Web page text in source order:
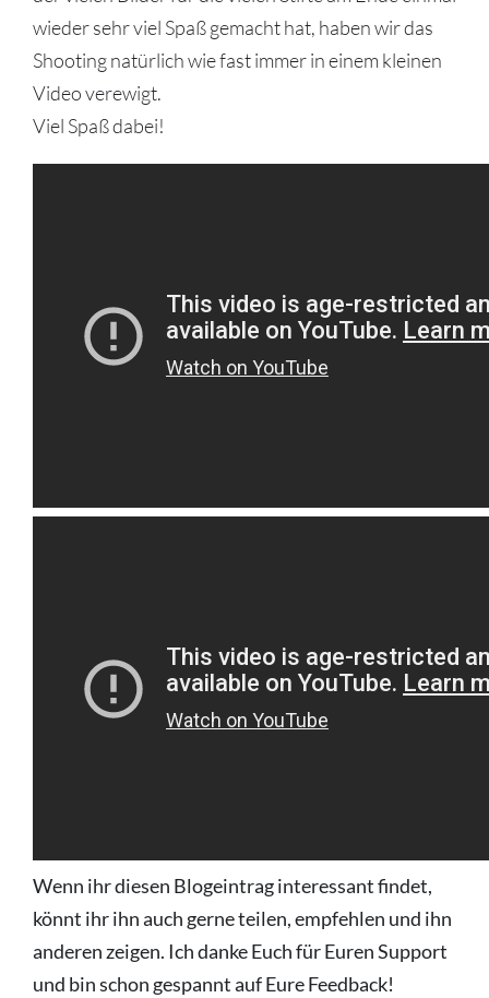
wieder sehr viel Spaß gemacht hat, haben wir das
Shooting natürlich wie fast immer in einem kleinen
Video verewigt.
Viel Spaß dabei!
Wenn ihr diesen Blogeintrag interessant findet,
könnt ihr ihn auch gerne teilen, empfehlen und ihn
anderen zeigen. Ich danke Euch für Euren Support
und bin schon gespannt auf Eure Feedback!